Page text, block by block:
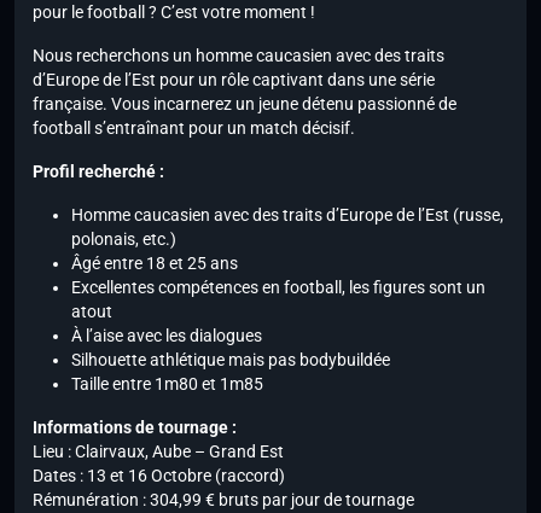
pour le football ? C’est votre moment !
Nous recherchons un homme caucasien avec des traits
d’Europe de l’Est pour un rôle captivant dans une série
française. Vous incarnerez un jeune détenu passionné de
football s’entraînant pour un match décisif.
Profil recherché :
Homme caucasien avec des traits d’Europe de l’Est (russe,
polonais, etc.)
Âgé entre 18 et 25 ans
Excellentes compétences en football, les figures sont un
atout
À l’aise avec les dialogues
Silhouette athlétique mais pas bodybuildée
Taille entre 1m80 et 1m85
Informations de tournage :
Lieu : Clairvaux, Aube – Grand Est
Dates : 13 et 16 Octobre (raccord)
Rémunération : 304,99 € bruts par jour de tournage